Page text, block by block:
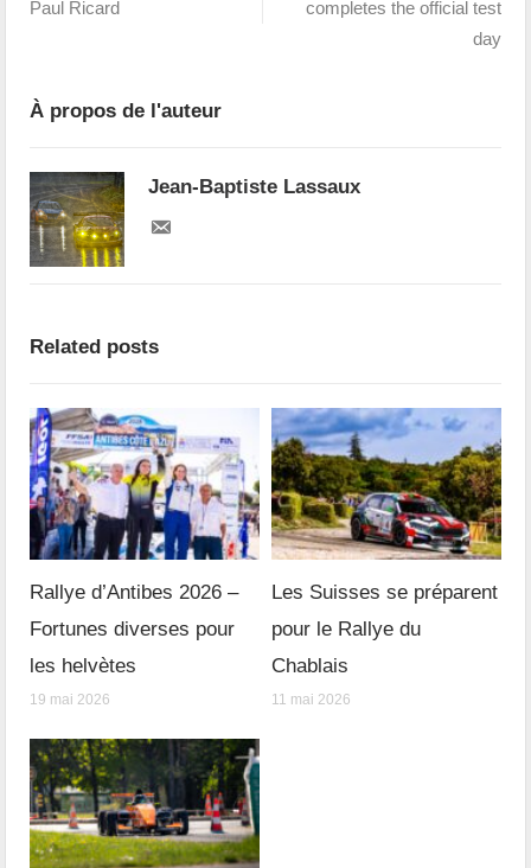
Paul Ricard
completes the official test
day
À propos de l'auteur
Jean-Baptiste Lassaux
Related posts
Rallye d’Antibes 2026 –
Fortunes diverses pour
les helvètes
19 mai 2026
Les Suisses se préparent
pour le Rallye du
Chablais
11 mai 2026